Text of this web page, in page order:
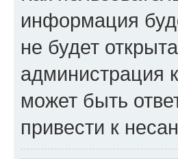
информация
не будет
администрация
может быть
привести к